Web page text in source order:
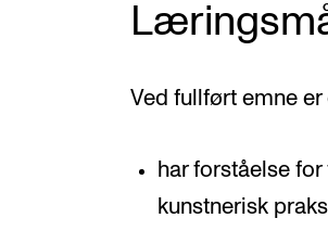
Ved fullført emne
har forståelse
kunstnerisk